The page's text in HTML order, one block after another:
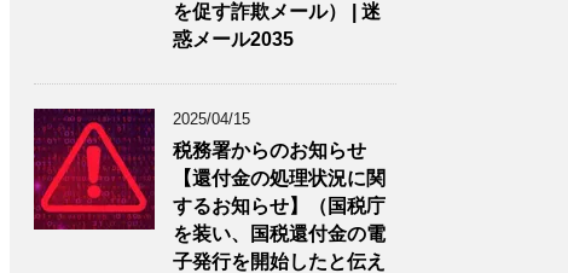
を促す詐欺メール） | 迷
惑メール2035
2025/04/15
税務署からのお知らせ
【還付金の処理状況に関
するお知らせ】（国税庁
を装い、国税還付金の電
子発行を開始したと伝え